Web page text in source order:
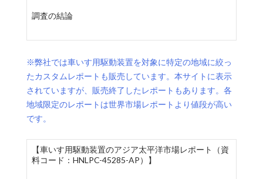
調査の結論
※弊社では車いす用駆動装置を対象に特定の地域に絞っ
たカスタムレポートも販売しています。本サイトに表示
されていますが、販売終了したレポートもあります。各
地域限定のレポートは世界市場レポートより値段が高い
です。
【車いす用駆動装置のアジア太平洋市場レポート（資
料コード：HNLPC-45285-AP）】